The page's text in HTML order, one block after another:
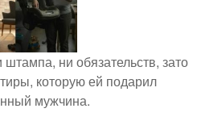
ни обязательств, зато
которую ей подарил
мужчина.